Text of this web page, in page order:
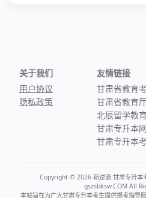
关于我们
用户协议
隐私政策
友情链接
甘肃省教育
甘肃省教育
北辰留学教育
甘肃专升本网
甘肃专升本
Copyright © 2026 新逆袭·甘肃专升本
gszsbksw.COM All
本站旨在为广大甘肃专升本考生提供报考指导